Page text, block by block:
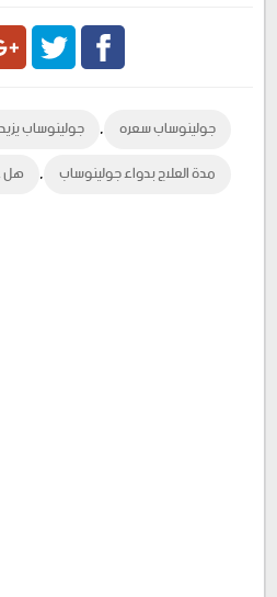
جولينوساب سعره , جولينوساب
مدة العلاج بدواء جولينوساب , هل